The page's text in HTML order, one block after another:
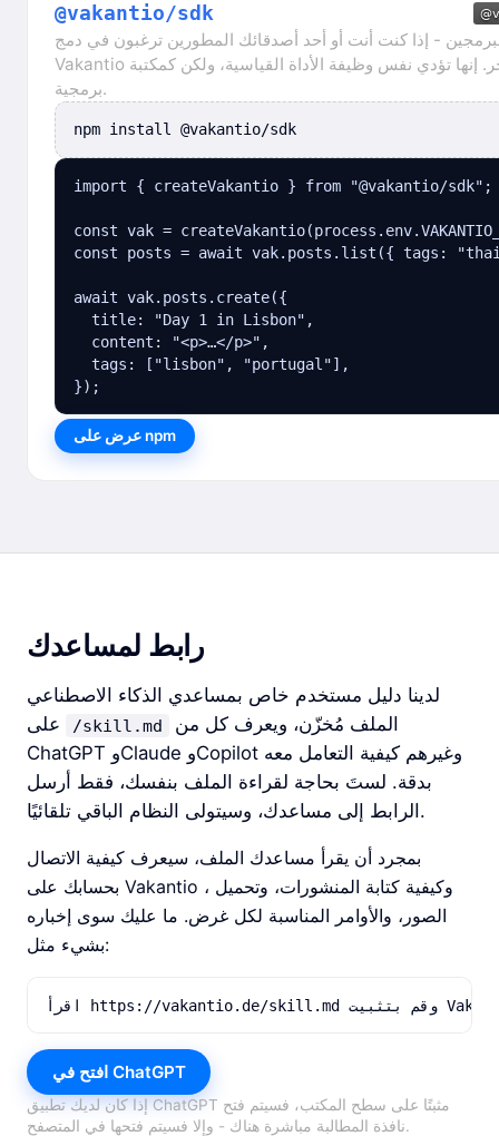
@vakantio/sdk
- إذا كنت أنت أو أحد أصدقائك المطورين ترغبون في دمج
Vakantio في تطبيق آخر. إنها تؤدي نفس وظيفة الأداة القياسية، ولكن كمكتبة
برمجية.
npm install @vakantio/sdk
import { createVakantio } from "@vakantio/sdk";
const vak =
const posts = await vak.posts.list({ tags:
await vak.posts.create({
  title: "Day 1 in Lisbon",
  content: "<p>…</p>",
  tags: ["lisbon", "portugal"],
});
عرض على npm
رابط لمساعدك
لدينا دليل مستخدم خاص بمساعدي الذكاء الاصطناعي
/skill.md
ChatGPT وClaude وCopilot وغيرهم كيفية التعامل معه
بدقة. لستَ بحاجة لقراءة الملف بنفسك، فقط أرسل
الرابط إلى مساعدك، وسيتولى النظام الباقي تلقائيًا.
بمجرد أن يقرأ مساعدك الملف، سيعرف كيفية الاتصال
بحسابك على Vakantio ، وكيفية كتابة المنشورات، وتحميل
الصور، والأوامر المناسبة لكل غرض. ما عليك سوى إخباره
بشيء مثل:
افتح في ChatGPT
إذا كان لديك تطبيق ChatGPT مثبتًا على سطح المكتب، فسيتم فتح
نافذة المطالبة مباشرة هناك - وإلا فسيتم فتحها في المتصفح.